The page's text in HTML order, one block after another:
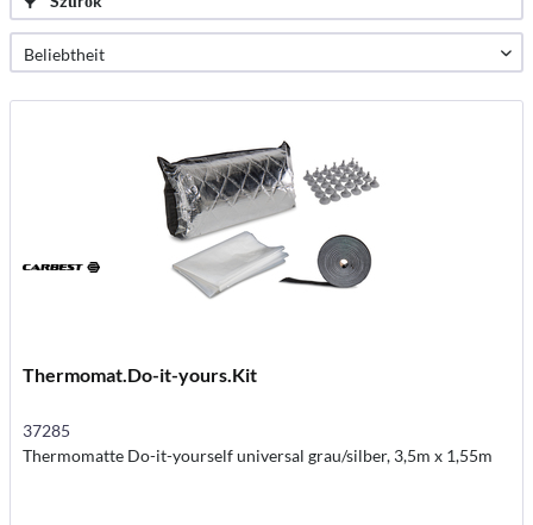
Thermomat.Do-it-yours.Kit
37285
Thermomatte Do-it-yourself universal grau/silber, 3,5m x 1,55m